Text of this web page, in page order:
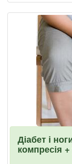
Діабет і
компресія +